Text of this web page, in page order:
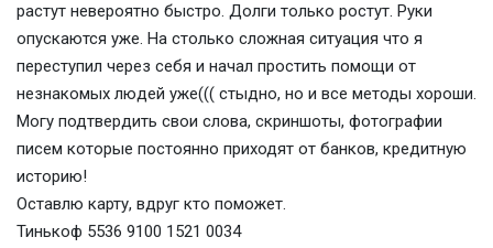
растут невероятно быстро. Долги только ростут. Руки
опускаются уже. На столько сложная ситуация что я
переступил через себя и начал простить помощи от
незнакомых людей уже((( стыдно, но и все методы хороши.
Могу подтвердить свои слова, скриншоты, фотографии
писем которые постоянно приходят от банков, кредитную
историю!
Оставлю карту, вдруг кто поможет.
Тинькоф 5536 9100 1521 0034